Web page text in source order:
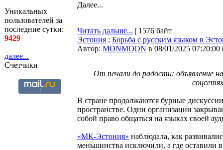
Уникальных
пользователей за
последние сутки:
9429
далее...
Счетчики
Далее...
Читать дальше... | 1576 байт
Эстония : Борьба с русским языком в
Автор: MONMOON в 08/01/2025 07:20:00
От печали до радости: объявление
В стране продолжаются бурные
пространстве. Одни организации
собой право общаться на языках своей
«МК-Эстония» наблюдала, как
меньшинства исключили, а где оставили